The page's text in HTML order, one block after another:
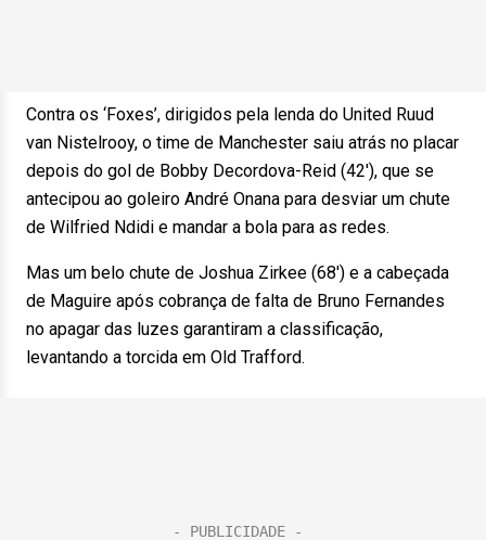
Contra os ‘Foxes’, dirigidos pela lenda do United Ruud
van Nistelrooy, o time de Manchester saiu atrás no placar
depois do gol de Bobby Decordova-Reid (42′), que se
antecipou ao goleiro André Onana para desviar um chute
de Wilfried Ndidi e mandar a bola para as redes.
Mas um belo chute de Joshua Zirkee (68′) e a cabeçada
de Maguire após cobrança de falta de Bruno Fernandes
no apagar das luzes garantiram a classificação,
levantando a torcida em Old Trafford.